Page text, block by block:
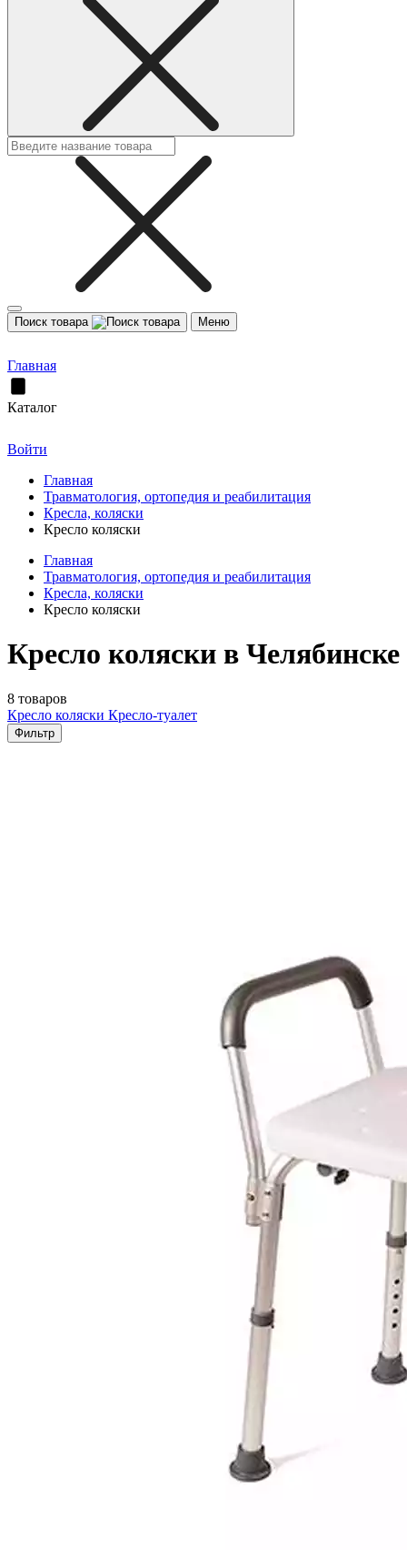
Поиск товара Меню
Главная
Каталог
Войти
Главная
Травматология, ортопедия и реабилитация
Кресла, коляски
Кресло коляски
Главная
Травматология, ортопедия и реабилитация
Кресла, коляски
Кресло коляски
Кресло коляски в Челябинске
8 товаров
Кресло коляски Кресло-туалет
Фильтр